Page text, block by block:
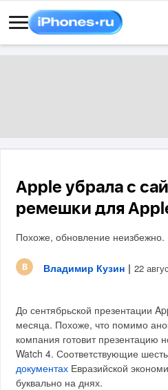
Apple убрала с
ремешки для
Похоже, обновление неизбежно.
Владимир Кузин | 22
До сентябрьской презентации
месяца. Похоже, что помимо
компания готовит презентацию
Watch 4. Соответствующие
документах Евразийской
буквально на днях.